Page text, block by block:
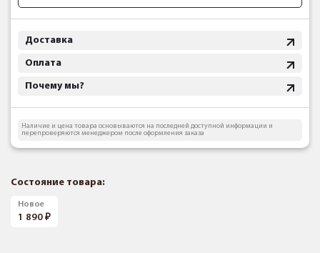
Доставка
Оплата
Почему мы?
Наличие и цена товара основываются на последней доступной информации и
перепроверяются менеджером после оформления заказа
Состояние товара:
Новое
1 890